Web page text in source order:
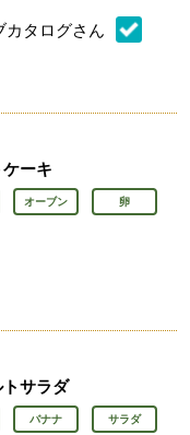
カタログさん
ト：
ーキ
オーブン 卵
ト：
サラダ
バナナ サラダ